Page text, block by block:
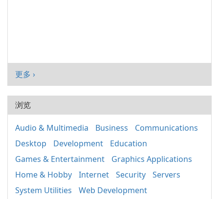
更多 ›
浏览
Audio & Multimedia Business
Communications
Desktop
Development
Education
Games & Entertainment
Graphics Applications
Home & Hobby
Internet Security
Servers
System Utilities
Web Development